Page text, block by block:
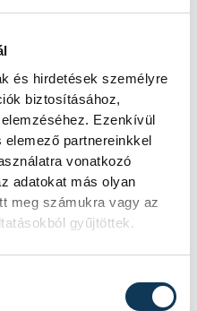
és hirdetések személyre
biztosításához,
Ezenkívül
partnereinkkel
vonatkozó
adatokat más olyan
meg számukra vagy az
gyűjtöttek.
fővárosban jó
újabb 12 évet
szereplésig.
ország-világ
Zoltán